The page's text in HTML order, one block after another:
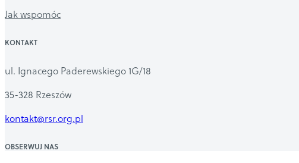
Jak wspomóc
KONTAKT
ul. Ignacego Paderewskiego 1G/18
35-328 Rzeszów
kontakt@rsr.org.pl
OBSERWUJ NAS